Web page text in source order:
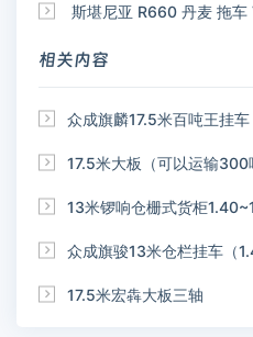
 斯堪尼亚 R660 丹麦 拖
相关内容
 众成旗麟17.5米百吨王挂车
 17.5米大板（可以运输
 13米锣响仓栅式货柜
 众成旗骏13米仓栏挂车（
 17.5米宏犇大板三轴